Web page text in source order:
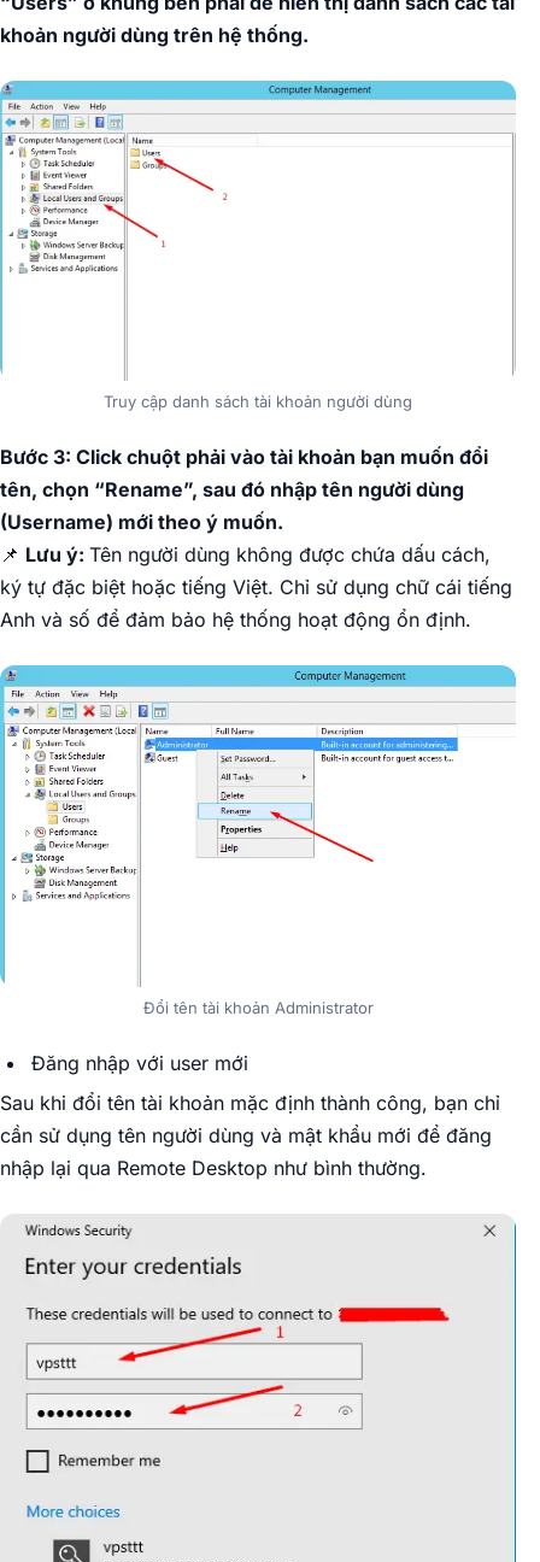
khoản người dùng trên hệ thống.
Truy cập danh sách tài khoản người dùng
Bước 3: Click chuột phải vào tài khoản bạn muốn đổi
tên, chọn “Rename”, sau đó nhập tên người dùng
(Username) mới theo ý muốn.
📌 Lưu ý: Tên người dùng không được chứa dấu cách,
ký tự đặc biệt hoặc tiếng Việt. Chỉ sử dụng chữ cái tiếng
Anh và số để đảm bảo hệ thống hoạt động ổn định.
Đổi tên tài khoản Administrator
Đăng nhập với user mới
Sau khi đổi tên tài khoản mặc định thành công, bạn chỉ
cần sử dụng tên người dùng và mật khẩu mới để đăng
nhập lại qua Remote Desktop như bình thường.